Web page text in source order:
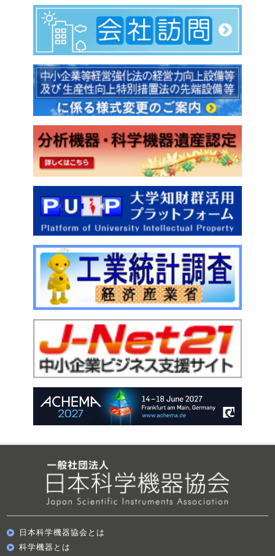
日本科学機器協会とは
科学機器とは